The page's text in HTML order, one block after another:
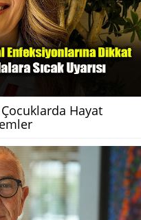
Hayat